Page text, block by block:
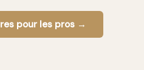
pour les pros →